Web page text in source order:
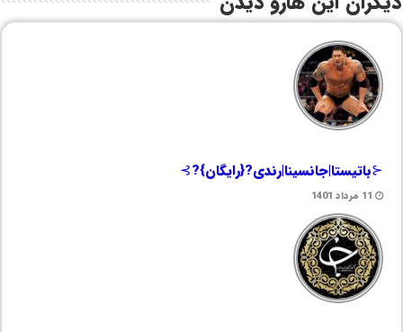
⊰باتیستا|جانسینا|رندی?{رایگان}?⊱
11 مرداد 1401